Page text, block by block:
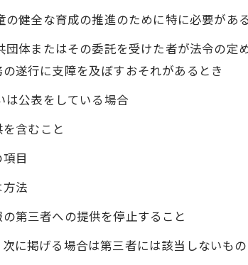
健全な育成の推進のために特に必要があ
体またはその委託を受けた者が法令の
遂行に支障を及ぼすおそれがあるとき
は公表をしている場合
含むこと
目
法
第三者への提供を停止すること
に掲げる場合は第三者には該当しないもの